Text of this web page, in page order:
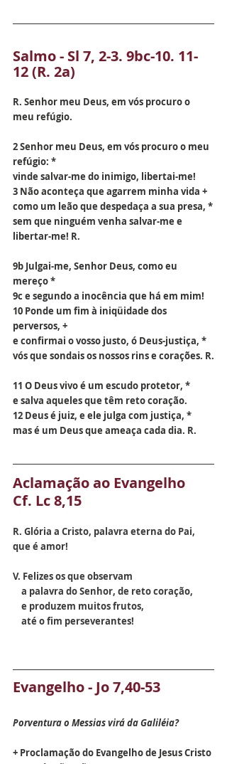
Salmo - Sl 7, 2-3. 9bc-10. 11-
12 (R. 2a)
R. Senhor meu Deus, em vós procuro o
meu refúgio.
2 Senhor meu Deus, em vós procuro o meu
refúgio: *
vinde salvar-me do inimigo, libertai-me!
3 Não aconteça que agarrem minha vida +
como um leão que despedaça a sua presa, *
sem que ninguém venha salvar-me e
libertar-me! R.
9b Julgai-me, Senhor Deus, como eu
mereço *
9c e segundo a inocência que há em mim!
10 Ponde um fim à iniqüidade dos
perversos, +
e confirmai o vosso justo, ó Deus-justiça, *
vós que sondais os nossos rins e corações. R.
11 O Deus vivo é um escudo protetor, *
e salva aqueles que têm reto coração.
12 Deus é juiz, e ele julga com justiça, *
mas é um Deus que ameaça cada dia. R.
Aclamação ao Evangelho
Cf. Lc 8,15
R. Glória a Cristo, palavra eterna do Pai,
que é amor!
V. Felizes os que observam
a palavra do Senhor, de reto coração,
e produzem muitos frutos,
até o fim perseverantes!
Evangelho - Jo 7,40-53
Porventura o Messias virá da Galiléia?
+ Proclamação do Evangelho de Jesus Cristo